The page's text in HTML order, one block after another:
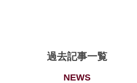
過去記事一覧
NEWS